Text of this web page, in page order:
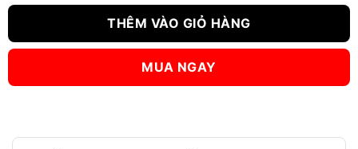
THÊM VÀO GIỎ HÀNG
MUA NGAY